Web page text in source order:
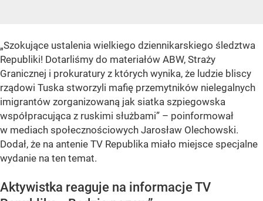
„Szokujące ustalenia wielkiego dziennikarskiego śledztwa
Republiki! Dotarliśmy do materiałów ABW, Straży
Granicznej i prokuratury z których wynika, że ludzie bliscy
rządowi Tuska stworzyli mafię przemytników nielegalnych
imigrantów zorganizowaną jak siatka szpiegowska
współpracująca z ruskimi służbami” – poinformował
w mediach społecznościowych Jarosław Olechowski.
Dodał, że na antenie TV Republika miało miejsce specjalne
wydanie na ten temat.
Aktywistka reaguje na informacje TV